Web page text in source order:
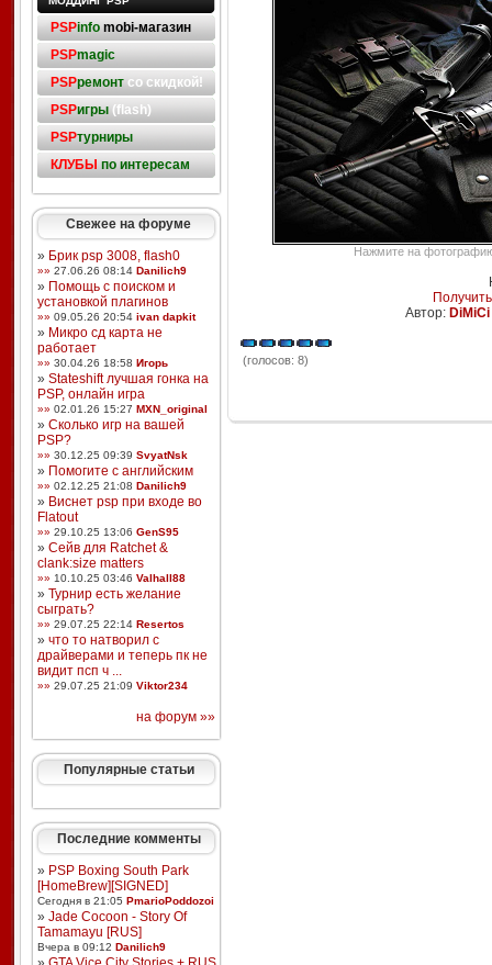
PSPinfo mobi-магазин
PSPmagic
PSPремонтсо скидкой!
PSPигры(flash)
PSPтурниры
КЛУБЫ по интересам
Свежее на форуме
» Брик psp 3008, flash0
»» 27.06.26 08:14 Danilich9
» Помощь с поиском и
установкой плагинов
»» 09.05.26 20:54 ivan dapkit
» Микро сд карта не
работает
»» 30.04.26 18:58 Игорь
» Stateshift лучшая гонка на
PSP, онлайн игра
»» 02.01.26 15:27 MXN_original
» Сколько игр на вашей
PSP?
»» 30.12.25 09:39 SvyatNsk
» Помогите с английским
»» 02.12.25 21:08 Danilich9
» Виснет psp при входе во
Flatout
»» 29.10.25 13:06 GenS95
» Сейв для Ratchet &
clank:size matters
»» 10.10.25 03:46 Valhall88
» Турнир есть желание
сыграть?
»» 29.07.25 22:14 Resertos
» что то натворил с
драйверами и теперь пк не
видит псп ч ...
»» 29.07.25 21:09 Viktor234
на форум »»
Популярные статьи
Последние комменты
» PSP Boxing South Park
[HomeBrew][SIGNED]
Сегодня в 21:05 PmarioPoddozoi
» Jade Cocoon - Story Of
Tamamayu [RUS]
Вчера в 09:12 Danilich9
Нажмите на
Автор: DiMiCi
(голосов: 8)